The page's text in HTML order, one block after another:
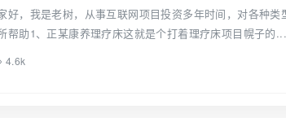
好，我是老树，从事互联网项目投资多年时间，对各种
帮助1、正某康养理疗床这就是个打着理疗床项目幌子的...
4.6k